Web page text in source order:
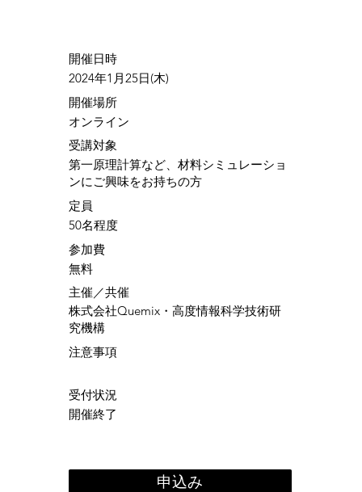
​開催日時
2024年1月25日(木)
​開催場所
オンライン
​受講対象
第一原理計算など、材料シミュレーショ
ンにご興味をお持ちの方
定員
50名程度
参加費
無料
​主催／共催
株式会社Quemix・高度情報科学技術研
究機構
注意事項
受付状況
開催終了
申込み